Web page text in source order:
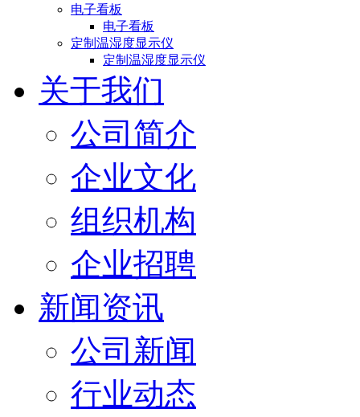
电子看板
电子看板
定制温湿度显示仪
定制温湿度显示仪
关于我们
公司简介
企业文化
组织机构
企业招聘
新闻资讯
公司新闻
行业动态